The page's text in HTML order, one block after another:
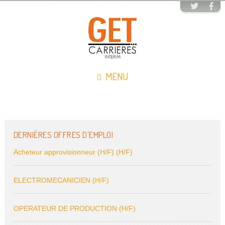
MENU
DERNIÈRES OFFRES D'EMPLOI
Acheteur approvisionneur (H/F) (H/F)
ELECTROMECANICIEN (H/F)
OPERATEUR DE PRODUCTION (H/F)